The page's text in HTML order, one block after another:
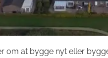
om at bygge nyt eller